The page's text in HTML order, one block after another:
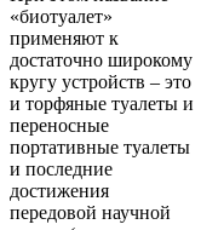
«биотуалет»
применяют к
достаточно широкому
кругу устройств – это
и торфяные туалеты и
переносные
портативные туалеты
и последние
достижения
передовой научной